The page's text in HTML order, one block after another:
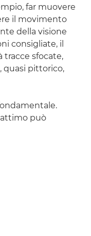
far muovere
il movimento
della visione
consigliate, il
sfocate,
quasi pittorico,
può